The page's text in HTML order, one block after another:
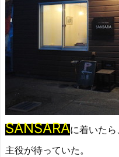
SANSARAに着いたら
主役が待っていた。